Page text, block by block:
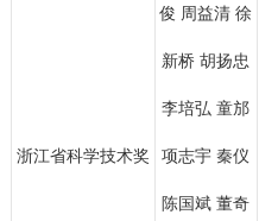
浙江省科学技术奖
俊 周益清 徐
新桥 胡扬忠
李培弘 童邡
项志宇 秦仪
陈国斌 董奇